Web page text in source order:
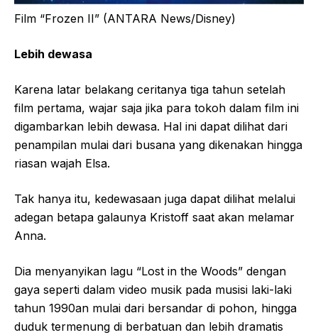
Film “Frozen II” (ANTARA News/Disney)
Lebih dewasa
Karena latar belakang ceritanya tiga tahun setelah
film pertama, wajar saja jika para tokoh dalam film ini
digambarkan lebih dewasa. Hal ini dapat dilihat dari
penampilan mulai dari busana yang dikenakan hingga
riasan wajah Elsa.
Tak hanya itu, kedewasaan juga dapat dilihat melalui
adegan betapa galaunya Kristoff saat akan melamar
Anna.
Dia menyanyikan lagu “Lost in the Woods” dengan
gaya seperti dalam video musik pada musisi laki-laki
tahun 1990an mulai dari bersandar di pohon, hingga
duduk termenung di berbatuan dan lebih dramatis